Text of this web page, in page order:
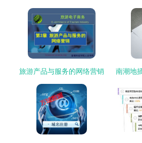
旅游产品与服务的网络营销